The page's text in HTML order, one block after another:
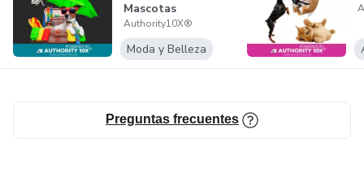
✅ Reconocimientos exclusivos para embajadores top
ventas.
Mascotas
Authority10X®
Moda y Belleza
Preguntas frecuentes